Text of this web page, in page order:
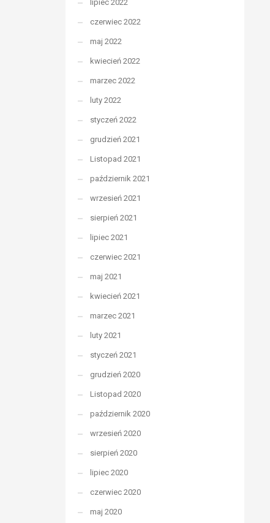
lipiec 2022
czerwiec 2022
maj 2022
kwiecień 2022
marzec 2022
luty 2022
styczeń 2022
grudzień 2021
Listopad 2021
październik 2021
wrzesień 2021
sierpień 2021
lipiec 2021
czerwiec 2021
maj 2021
kwiecień 2021
marzec 2021
luty 2021
styczeń 2021
grudzień 2020
Listopad 2020
październik 2020
wrzesień 2020
sierpień 2020
lipiec 2020
czerwiec 2020
maj 2020